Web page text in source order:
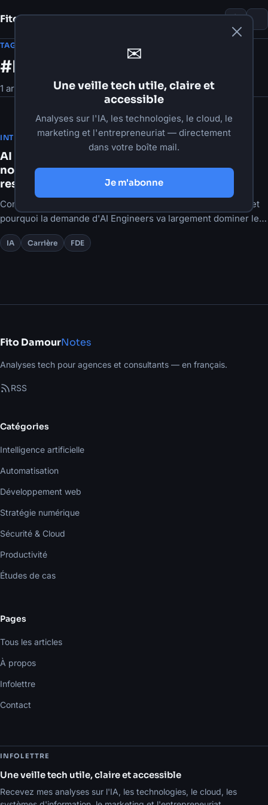
Fito DamourNotes
TAG
#FDE
1 article
INTELLIGENCE ARTIFICIELLE ·2 juin 2026·6 min de lecture
AI Forward Deployed Engineer (FDE) : un
nouveau rôle en vogue… mais l'AI Engineer
restera la vraie grande vague
Comprendre le rôle de FDE en IA, ses avantages et limites, et
pourquoi la demande d'AI Engineers va largement dominer les
prochaines années.
IA Carrière FDE
Fito DamourNotes
Analyses tech pour agences et consultants — en français.
RSS
Catégories
Intelligence artificielle
Automatisation
Développement web
Stratégie numérique
Sécurité & Cloud
Productivité
Études de cas
Pages
Tous les articles
À propos
Infolettre
Contact
INFOLETTRE
Une veille tech utile, claire et accessible
Recevez mes analyses sur l'IA, les technologies, le cloud, les
✉
Une veille tech utile, claire et
accessible
Analyses sur l'IA, les technologies, le cloud, le
marketing et l'entrepreneuriat — directement
dans votre boîte mail.
Je m'abonne